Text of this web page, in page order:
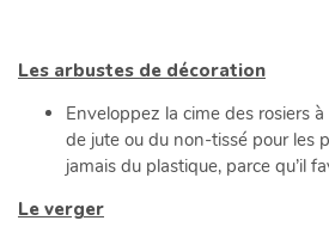
Les arbustes de décoration
Enveloppez la cime des rosiers
de jute ou du non-tissé pour les
jamais du plastique, parce qu’il
Le verger